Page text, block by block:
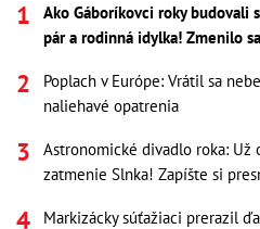
Ako Gáboríkovci roky budovali
pár a rodinná idylka! Zmenilo
Poplach v Európe: Vrátil sa
naliehavé opatrenia
Astronomické divadlo roka: Už
zatmenie Slnka! Zapíšte si
Markizácky súťažiaci prerazil